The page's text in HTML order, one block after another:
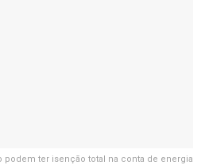
podem ter isenção total na conta de energia